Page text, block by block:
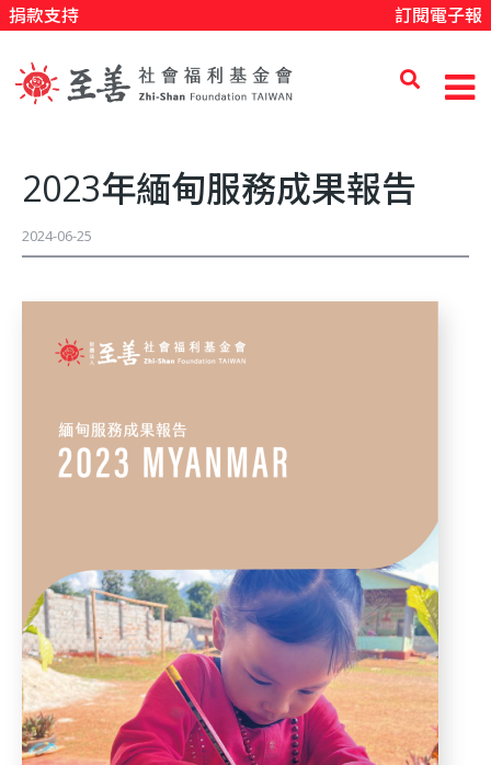
主
捐款支持 訂閱電子報
至
善
社
會
基
金
會
2023年緬甸服務成果報告
2024-06-25